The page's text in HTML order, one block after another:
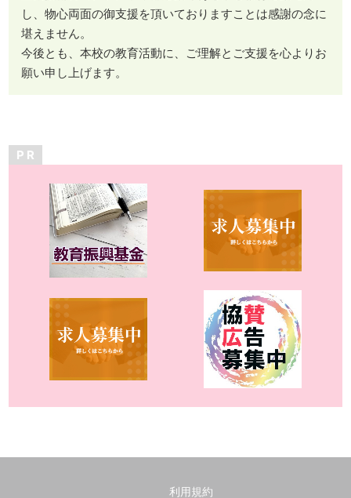
し、物心両面の御支援を頂いておりますことは感謝の念に
堪えません。
今後とも、本校の教育活動に、ご理解とご支援を心よりお
願い申し上げます。
P R
利用規約